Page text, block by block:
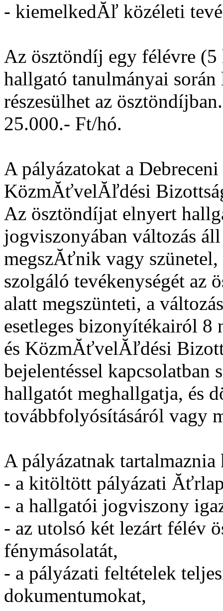
- kiemelkedĂľ közéleti
Az ösztöndíj egy félévre
hallgató tanulmányai
részesülhet az
25.000.- Ft/hó.
A pályázatokat a
KözmĂťvelĂľdési
Az ösztöndíjat elnyert
jogviszonyában változás
megszĂťnik vagy
szolgáló tevékenységét az
alatt megszünteti, a
esetleges bizonyítékairól
és KözmĂťvelĂľdési
bejelentéssel kapcsolatban
hallgatót meghallgatja, és
továbbfolyósításáról vagy
A pályázatnak tartalmaznia
- a kitöltött pályázati
- a hallgatói jogviszony
- az utolsó két lezárt félév
fénymásolatát,
- a pályázati feltételek
dokumentumokat,